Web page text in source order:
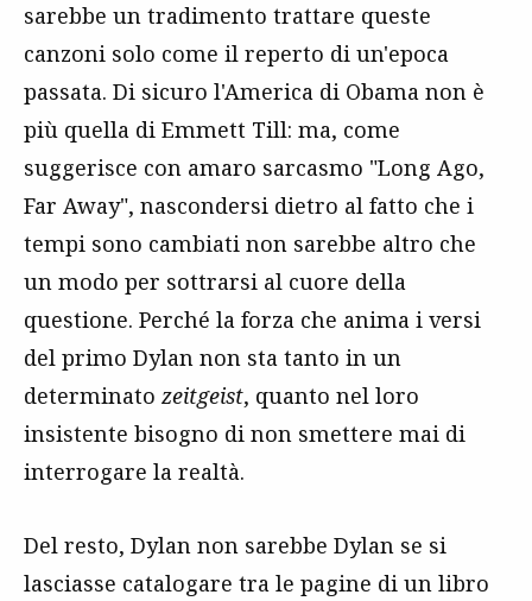
sarebbe un tradimento trattare queste
canzoni solo come il reperto di un'epoca
passata. Di sicuro l'America di Obama non è
più quella di Emmett Till: ma, come
suggerisce con amaro sarcasmo "Long Ago,
Far Away", nascondersi dietro al fatto che i
tempi sono cambiati non sarebbe altro che
un modo per sottrarsi al cuore della
questione. Perché la forza che anima i versi
del primo Dylan non sta tanto in un
determinato zeitgeist, quanto nel loro
insistente bisogno di non smettere mai di
interrogare la realtà.
Del resto, Dylan non sarebbe Dylan se si
lasciasse catalogare tra le pagine di un libro